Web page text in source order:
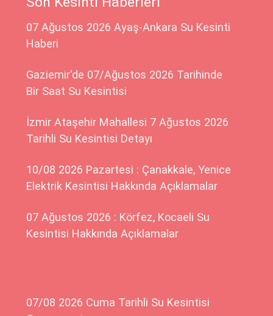
07 Ağustos 2026 Ayaş-Ankara Su Kesinti
Haberi
Gaziemir'de 07/Ağustos 2026 Tarihinde
Bir Saat Su Kesintisi
İzmir Ataşehir Mahallesi 7 Ağustos 2026
Tarihli Su Kesintisi Detayı
10/08 2026 Pazartesi : Çanakkale, Yenice
Elektrik Kesintisi Hakkında Açıklamalar
07 Ağustos 2026 : Körfez, Kocaeli Su
Kesintisi Hakkında Açıklamalar
07/08 2026 Cuma Tarihli Su Kesintisi